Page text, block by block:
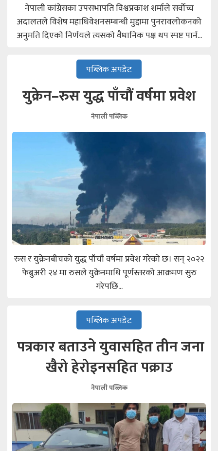
नेपाली कांग्रेसका उपसभापति विश्वप्रकाश शर्माले सर्वोच्च
अदालतले विशेष महाधिवेशनसम्बन्धी मुद्दामा पुनरावलोकनको
अनुमति दिएको निर्णयले त्यसको वैधानिक पक्ष थप स्पष्ट पार्न...
पब्लिक अपडेट
युक्रेन–रुस युद्ध पाँचौं वर्षमा प्रवेश
नेपाली पब्लिक
रुस र युक्रेनबीचको युद्ध पाँचौं वर्षमा प्रवेश गरेको छ। सन् २०२२
फेब्रुअरी २४ मा रुसले युक्रेनमाथि पूर्णस्तरको आक्रमण सुरु
गरेपछि...
पब्लिक अपडेट
पत्रकार बताउने युवासहित तीन जना
खैरो हेरोइनसहित पक्राउ
नेपाली पब्लिक